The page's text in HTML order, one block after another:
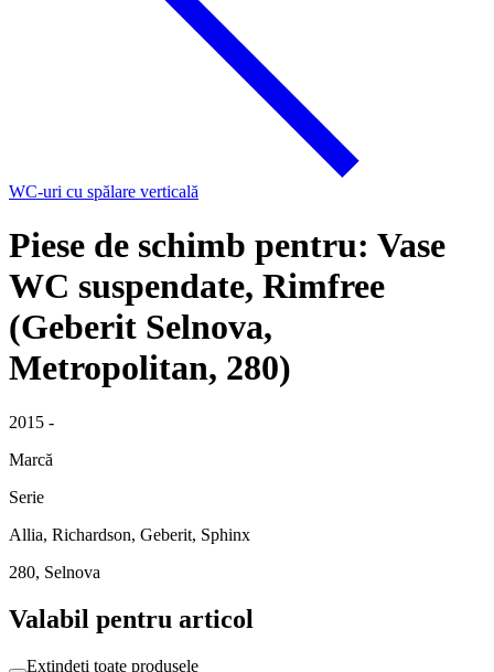
WC-uri cu spălare verticală
Piese de schimb pentru: Vase
WC suspendate, Rimfree
(Geberit Selnova,
Metropolitan, 280)
2015 -
Marcă
Serie
Allia, Richardson, Geberit, Sphinx
280, Selnova
Valabil pentru articol
Extindeți toate produsele